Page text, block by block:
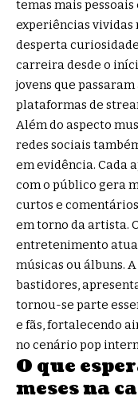
temas mais
experiências vividas
desperta
carreira desde o
jovens que
plataformas de
Além do aspecto
redes sociais
em evidência. Cada
com o público gera
curtos e
em torno da artista.
entretenimento
músicas ou álbuns.
bastidores,
tornou-se parte
e fãs, fortalecendo
no cenário pop
O que
meses na